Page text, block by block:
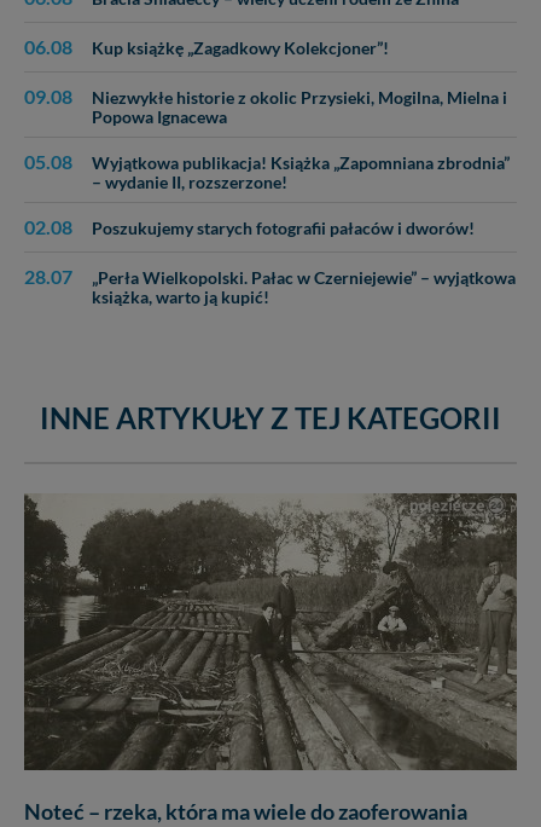
06.08 Kup książkę „Zagadkowy Kolekcjoner”!
09.08
Niezwykłe historie z okolic Przysieki, Mogilna, Mielna i
Popowa Ignacewa
05.08
Wyjątkowa publikacja! Książka „Zapomniana zbrodnia”
– wydanie II, rozszerzone!
02.08 Poszukujemy starych fotografii pałaców i dworów!
28.07
„Perła Wielkopolski. Pałac w Czerniejewie” – wyjątkowa
książka, warto ją kupić!
INNE ARTYKUŁY Z TEJ KATEGORII
Noteć – rzeka, która ma wiele do zaoferowania